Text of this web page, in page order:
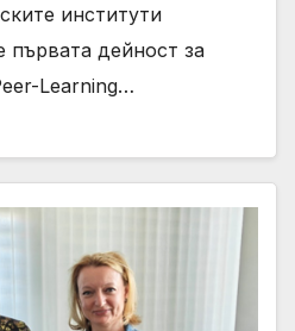
институти
първата дейност за
Learning…